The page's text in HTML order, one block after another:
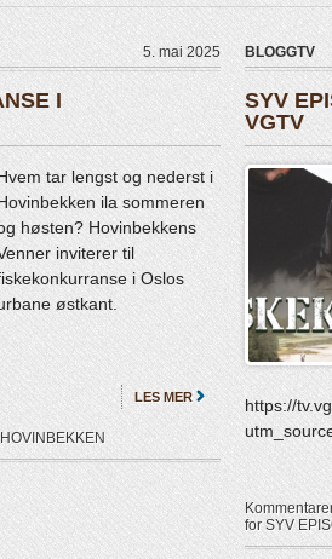
5. mai 2025
I
tar lengst og nederst i
ila sommeren
høsten? Hovinbekkens
inviterer til
i Oslos
østkant.
LES MER
BLOGGTV
SYV
VGTV
https://
for SYV